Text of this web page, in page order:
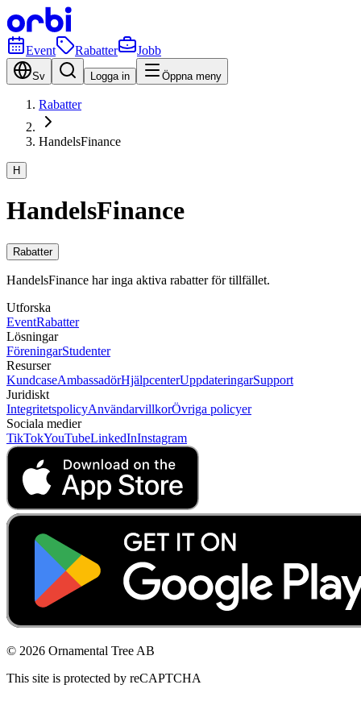
Event Rabatter Jobb
Sv Logga in Öppna meny
Rabatter
HandelsFinance
H
HandelsFinance
Rabatter
HandelsFinance har inga aktiva rabatter för tillfället.
Utforska
EventRabatter
Lösningar
FöreningarStudenter
Resurser
KundcaseAmbassadörHjälpcenterUppdateringarSupport
Juridiskt
IntegritetspolicyAnvändarvillkorÖvriga policyer
Sociala medier
TikTokYouTubeLinkedInInstagram
© 2026 Ornamental Tree AB
This site is protected by reCAPTCHA